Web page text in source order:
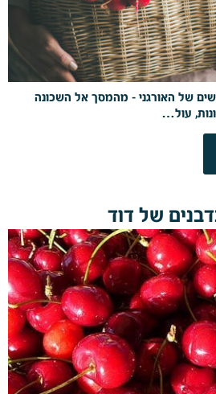
של האורגני - מהמסך אל השכונה
עול…
של דוד